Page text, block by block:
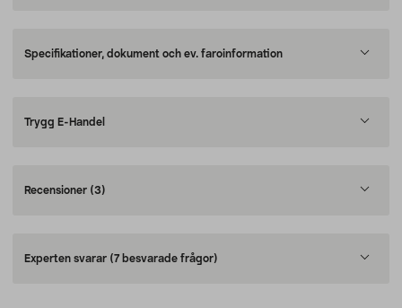
Specifikationer, dokument och ev. faroinformation
Trygg E-Handel
Recensioner (3)
Experten svarar (7 besvarade frågor)